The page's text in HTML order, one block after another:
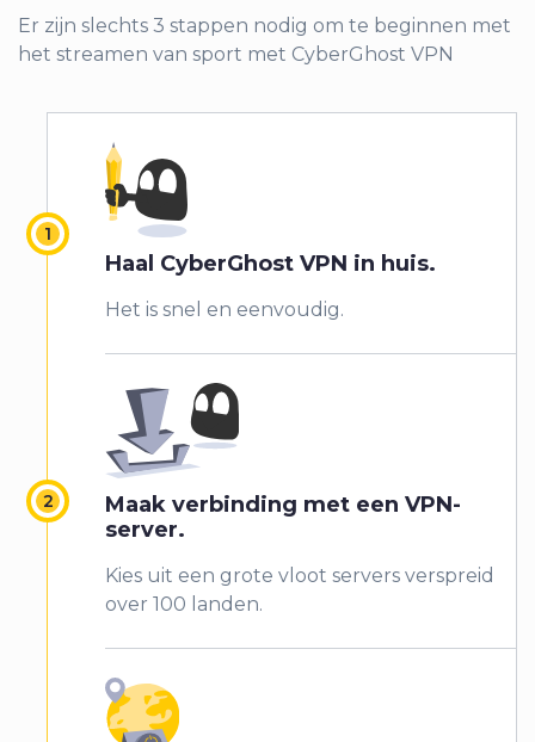
Er zijn slechts 3 stappen nodig om te beginnen met
het streamen van sport met CyberGhost VPN
Haal CyberGhost VPN in huis.
Het is snel en eenvoudig.
Maak verbinding met een VPN-
server.
Kies uit een grote vloot servers verspreid
over 100 landen.